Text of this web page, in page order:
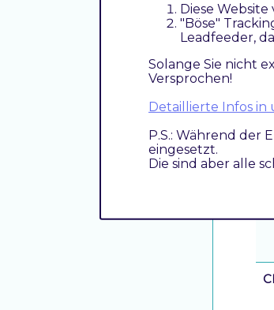
Diese
"Böse"
Leadfeeder,
Solange Sie nicht
Versprochen!
Detaillierte Infos
P.S.: Während der
eingesetzt.
Die sind aber alle